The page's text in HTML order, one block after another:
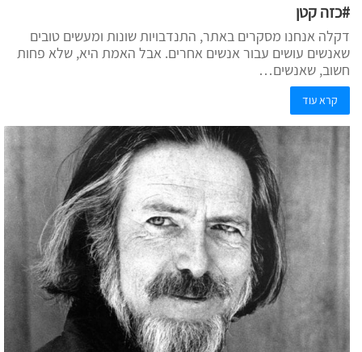
#כזה קטן
דקלה אנחנו מסקרים באתר, התנדבויות שונות ומעשים טובים
שאנשים עושים עבור אנשים אחרים. אבל האמת היא, שלא פחות
חשוב, שאנשים…
קרא עוד